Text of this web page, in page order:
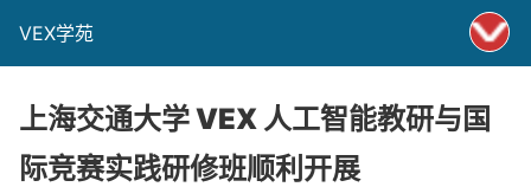
VEX学苑
上海交通大学 VEX 人工智能教研与国
际竞赛实践研修班顺利开展